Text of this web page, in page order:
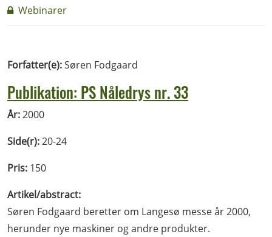
Webinarer
Forfatter(e):Søren Fodgaard
Publikation: PS Nåledrys nr. 33
År:2000
Side(r):20-24
Pris: 150
Artikel/abstract:
Søren Fodgaard beretter om Langesø messe år 2000,
herunder nye maskiner og andre produkter.